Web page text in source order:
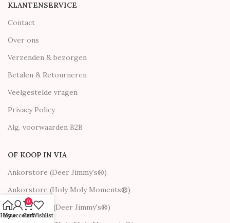
KLANTENSERVICE
Contact
Over ons
Verzenden & bezorgen
Betalen & Retourneren
Veelgestelde vragen
Privacy Policy
Alg. voorwaarden B2B
OF KOOP IN VIA
Ankorstore (Deer Jimmy's®)
Ankorstore (Holy Moly Moments®)
Orderchamp (Deer Jimmy's®)
Home
My account
0
CartWishlist